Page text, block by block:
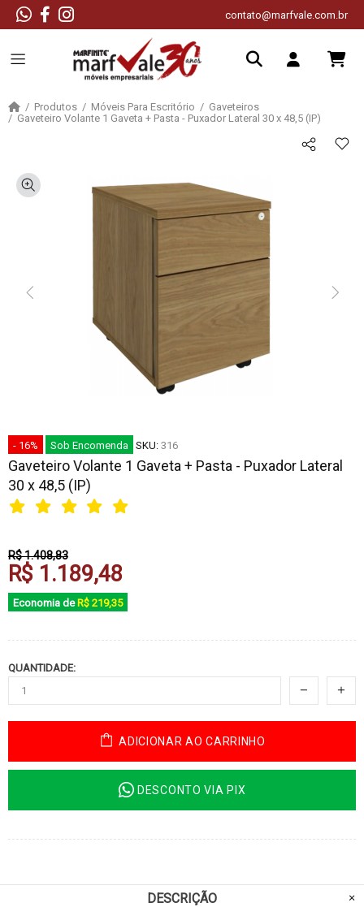
contato@marfvale.com.br
Produtos Móveis Para Escritório
Gaveteiros
Gaveteiro Volante 1 Gaveta + Pasta - Puxador Lateral 30 x 48,5 (IP)
- 16% Sob Encomenda SKU: 316
Gaveteiro Volante 1 Gaveta + Pasta - Puxador Lateral
30 x 48,5 (IP)
R$ 1.408,83
R$ 1.189,48
Economia de R$ 219,35
QUANTIDADE:
ADICIONAR AO CARRINHO
DESCONTO VIA PIX
DESCRIÇÃO